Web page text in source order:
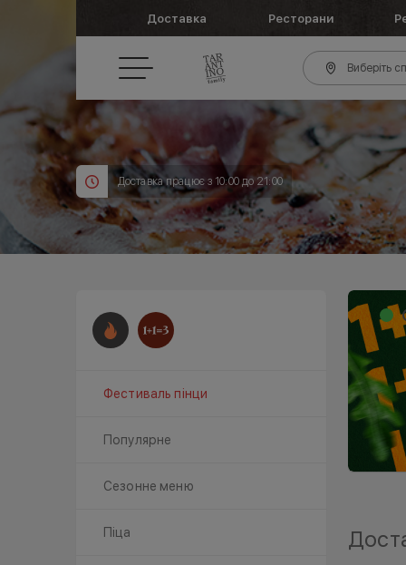
Доставка Ресторани
Виберіть
Доставка працює з 10:00 до 21:00
Фестиваль пінци
Популярне
Сезонне меню
Піца